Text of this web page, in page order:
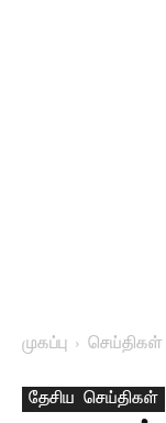
முகப்பு செய்திகள்
தேசிய செய்திகள்